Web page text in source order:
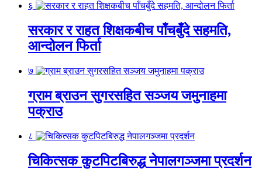
६
सरकार र राहत शिक्षकबीच पाँचबुँदे सहमति,
आन्दोलन फिर्ता
७
ग्राम ब्राउन सुगरसहित सञ्जय जमुनाहमा
पक्राउ
८
चिकित्सक कुटपिटबिरुद्ध नेपालगञ्जमा प्रदर्शन